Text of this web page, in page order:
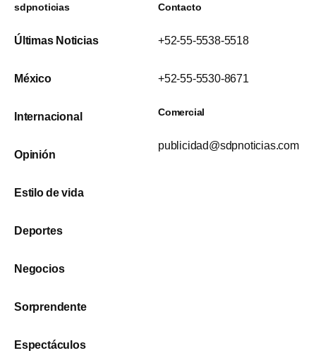
sdpnoticias
Últimas Noticias
México
Internacional
Opinión
Estilo de vida
Deportes
Negocios
Sorprendente
Espectáculos
Contacto
+52-55-5538-5518
+52-55-5530-8671
Comercial
publicidad@sdpnoticias.com